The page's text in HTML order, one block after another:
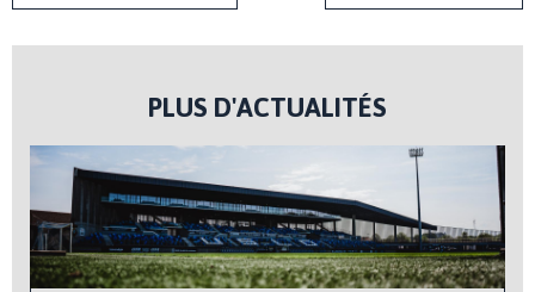
PLUS D'ACTUALITÉS